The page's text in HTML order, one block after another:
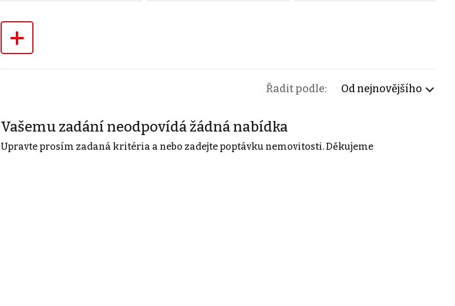
+
Řadit podle: Od nejnovějšího
Vašemu zadání neodpovídá žádná nabídka
Upravte prosím zadaná kritéria a nebo zadejte poptávku nemovitosti. Děkujeme